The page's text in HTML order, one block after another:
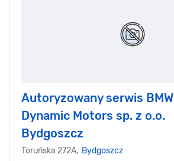
Autoryzowany serwis BMW
Dynamic Motors sp. z o.o.
Bydgoszcz
Toruńska 272A, Bydgoszcz